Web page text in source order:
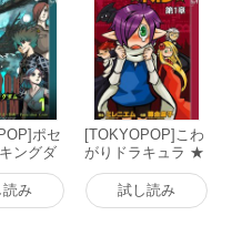
ポセ
ングダ
れた絆
書籍版
読み
[TOKYOPOP]こわ
がりドラキュラ ★
KID★ (1) 電子書籍
版
試し読み